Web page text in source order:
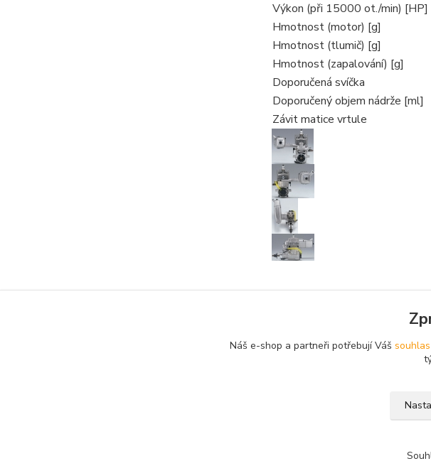
Výkon (při 15000 ot./min) [HP]
Hmotnost (motor) [g]
Hmotnost (tlumič) [g]
Hmotnost (zapalování) [g]
Doporučená svíčka
Doporučený objem nádrže [ml]
Závit matice vrtule
Zboží zařazeno v
Náš e-shop a partneři potřebují Váš souhlas